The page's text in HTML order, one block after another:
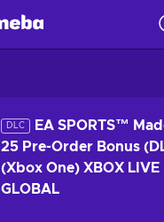
DLC
EA SPORTS™
25 Pre-Order Bonus
(Xbox One) XBOX LIVE
GLOBAL